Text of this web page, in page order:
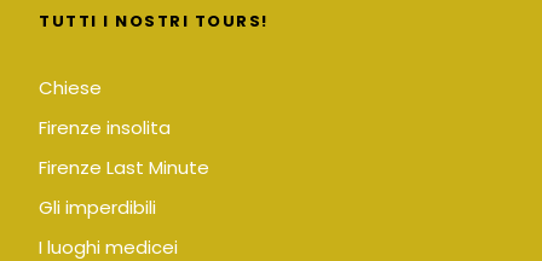
TUTTI I NOSTRI TOURS!
Chiese
Firenze insolita
Firenze Last Minute
Gli imperdibili
I luoghi medicei